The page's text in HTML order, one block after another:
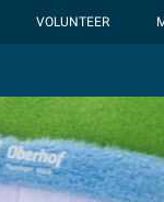
VOLUNTEER